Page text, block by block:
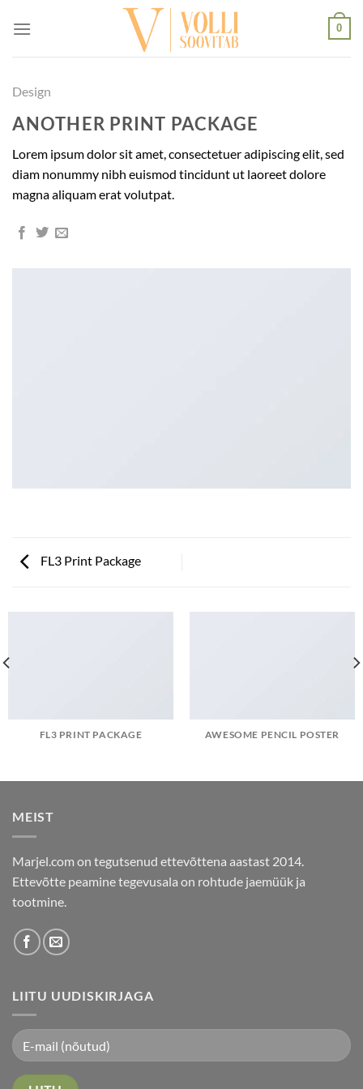
0
Design
ANOTHER PRINT PACKAGE
Lorem ipsum dolor sit amet, consectetuer adipiscing elit, sed
diam nonummy nibh euismod tincidunt ut laoreet dolore
magna aliquam erat volutpat.
FL3 Print Package
FL3 PRINT PACKAGE AWESOME PENCIL POSTER
MEIST
Marjel.com on tegutsenud ettevõttena aastast 2014.
Ettevõtte peamine tegevusala on rohtude jaemüük ja
tootmine.
LIITU UUDISKIRJAGA